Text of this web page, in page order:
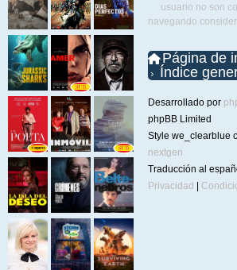
usuario no son
navegando
Página de
Índice
Desarrollado por
phpBB Limited
Style we_clearblue
nextgen
Traducción al
Privacidad